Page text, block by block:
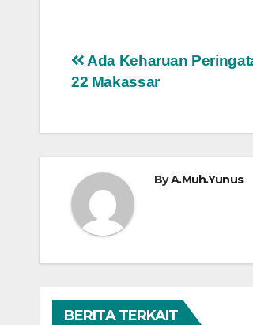
Navigasi
Ada Keharuan
22 Makassar
ByA.Muh.Yunus
BERITA TERKAIT